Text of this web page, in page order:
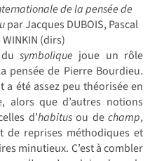
de la pensée de
par Jacques DUBOIS, Pascal
WINKIN (dirs)
dusymbolique joue un rôle
pensée de Pierre Bourdieu.
a été assez peu théorisée en
alors que d’autres notions
d’habitusou de champ,
de reprises méthodiques et
minutieux. C’est à combler